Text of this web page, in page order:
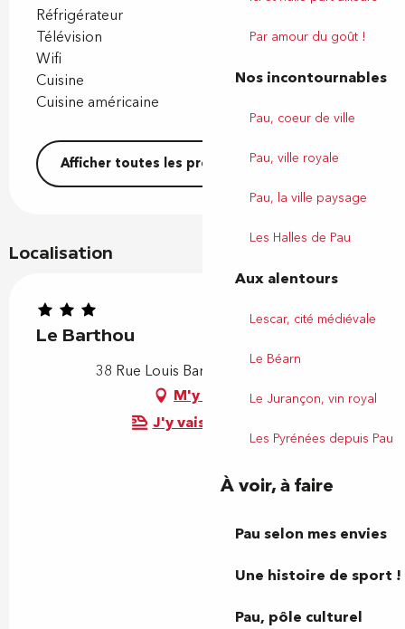
Par amour du goût !
Nos incontournables
Pau, coeur de ville
Pau, ville royale
Pau, la ville paysage
Les Halles de Pau
Aux alentours
Lescar, cité médiévale
Le Béarn
Le Jurançon, vin royal
Les Pyrénées depuis Pau
À voir, à faire
Pau selon mes envies
Une histoire de sport !
Pau, pôle culturel
Réfrigérateur
Télévision
Wifi
Cuisine
Cuisine américaine
Afficher toutes les prestations
Localisation
Le Barthou
38 Rue Louis Barthou, 64000 Pau
M'y rendre
J'y vais en train !